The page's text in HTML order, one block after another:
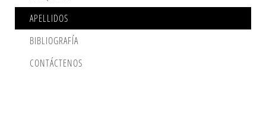
APELLIDOS
BIBLIOGRAFÍA
CONTÁCTENOS